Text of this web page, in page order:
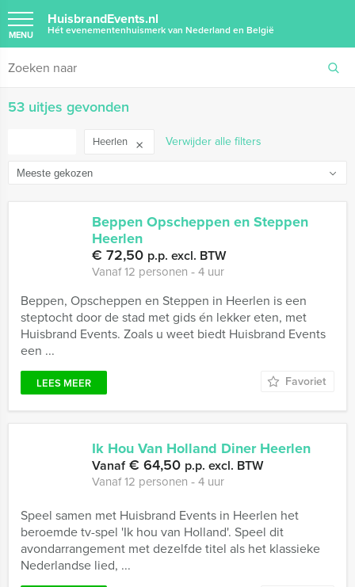
HuisbrandEvents.nl
Hét evenementenhuismerk van Nederland en België
MENU
53 uitjes gevonden
Heerlen Verwijder alle filters
Beppen Opscheppen en Steppen
Heerlen
€ 72,50 p.p. excl. BTW
Vanaf 12 personen ‐ 4 uur
Beppen, Opscheppen en Steppen in Heerlen is een
steptocht door de stad met gids én lekker eten, met
Huisbrand Events. Zoals u weet biedt Huisbrand Events
een ...
LEES MEER Favoriet
Ik Hou Van Holland Diner Heerlen
Vanaf€ 64,50 p.p. excl. BTW
Vanaf 12 personen ‐ 4 uur
Speel samen met Huisbrand Events in Heerlen het
beroemde tv-spel 'Ik hou van Holland'. Speel dit
avondarrangement met dezelfde titel als het klassieke
Nederlandse lied, ...